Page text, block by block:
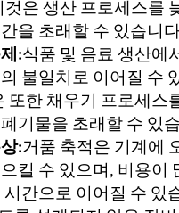
것은 생산 프로세스를
을 초래할 수 있습니
:식품 및 음료 생산에
불일치로 이어질 수
또한 채우기 프로세스
기물을 초래할 수 있
:거품 축적은 기계에
킬 수 있으며, 비용이
시간으로 이어질 수 있